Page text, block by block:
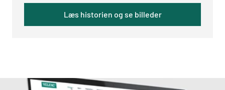
Læs historien og se billeder